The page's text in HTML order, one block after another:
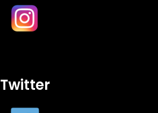
Twitter